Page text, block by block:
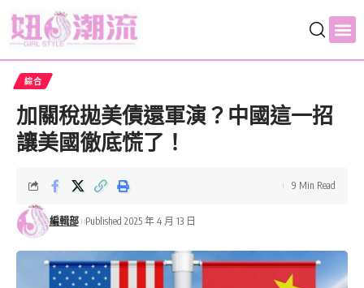
綜合
加關稅拋美債還軍演？中國這一招
讓美國徹底慌了！
編輯部 Published 2025 年 4 月 13 日
9 Min Read